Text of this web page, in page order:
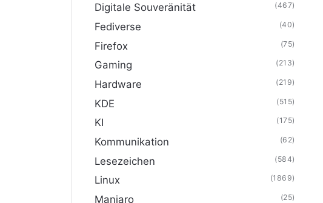
Digitale Souveränität (467)
Fediverse (40)
Firefox (75)
Gaming (213)
Hardware (219)
KDE (515)
KI (175)
Kommunikation (62)
Lesezeichen (584)
Linux (1869)
Manjaro (25)